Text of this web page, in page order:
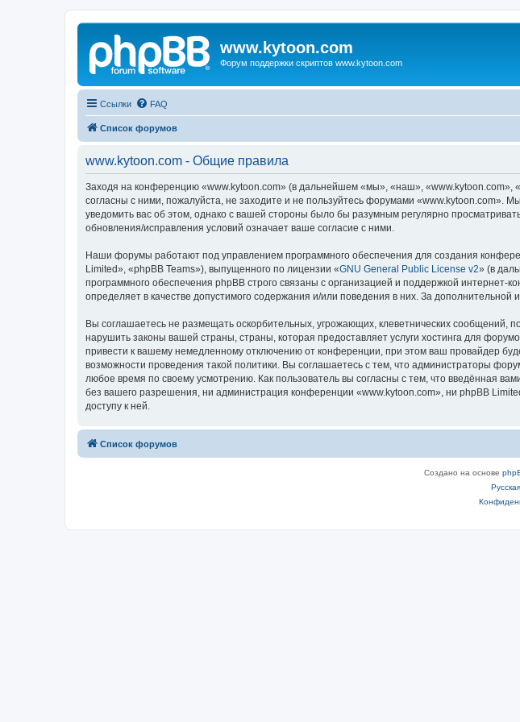
www.kytoon.com
Форум поддержки скриптов www.kytoon.com
Ссылки FAQ
Список форумов
www.kytoon.com - Общие правила
Заходя на конференцию «www.kytoon.com» (в дальнейшем «мы», «наш», «www.kytoon.com»,
согласны с ними, пожалуйста, не заходите и не пользуйтесь форумами «www.kytoon.com».
уведомить вас об этом, однако с вашей стороны было бы разумным регулярно
обновления/исправления условий означает ваше согласие с ними.
Наши форумы работают под управлением программного обеспечения для создания
Limited», «phpBB Teams»), выпущенного по лицензии «GNU General Public License v2» (в
программного обеспечения phpBB строго связаны с организацией и поддержкой
определяет в качестве допустимого содержания и/или поведения в них. За
Вы соглашаетесь не размещать оскорбительных, угрожающих, клеветнических сообщений,
нарушить законы вашей страны, страны, которая предоставляет услуги хостинга для
привести к вашему немедленному отключению от конференции, при этом ваш провайдер
возможности проведения такой политики. Вы соглашаетесь с тем, что администраторы
любое время по своему усмотрению. Как пользователь вы согласны с тем, что введённая
без вашего разрешения, ни администрация конференции «www.kytoon.com», ни phpBB
доступу к ней.
Список форумов
Создано на основе